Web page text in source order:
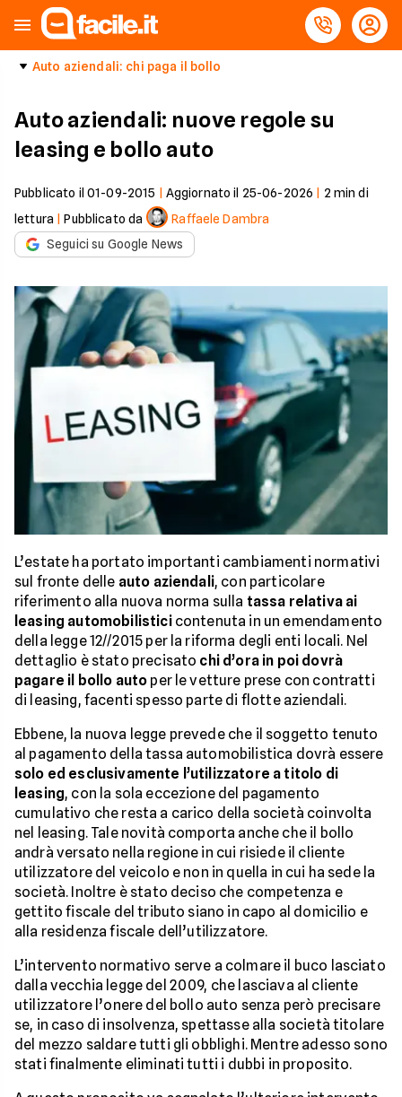
Auto aziendali: chi paga il bollo
Auto aziendali: nuove regole su
leasing e bollo auto
Pubblicato il 01-09-2015 Aggiornato il 25-06-2026 2 min di
lettura |Pubblicato da
Raffaele Dambra
Seguici su Google News
L’estate ha portato importanti cambiamenti normativi
sul fronte delle auto aziendali, con particolare
riferimento alla nuova norma sulla tassa relativa ai
leasing automobilisticicontenuta in un emendamento
della legge 12//2015 per la riforma degli enti locali. Nel
dettaglio è stato precisato chi d’ora in poi dovrà
pagare il bollo auto per le vetture prese con contratti
di leasing, facenti spesso parte di flotte aziendali.
Ebbene, la nuova legge prevede che il soggetto tenuto
al pagamento della tassa automobilistica dovrà essere
solo ed esclusivamente l’utilizzatore a titolo di
leasing, con la sola eccezione del pagamento
cumulativo che resta a carico della società coinvolta
nel leasing. Tale novità comporta anche che il bollo
andrà versato nella regione in cui risiede il cliente
utilizzatore del veicolo e non in quella in cui ha sede la
società. Inoltre è stato deciso che competenza e
gettito fiscale del tributo siano in capo al domicilio e
alla residenza fiscale dell’utilizzatore.
L’intervento normativo serve a colmare il buco lasciato
dalla vecchia legge del 2009, che lasciava al cliente
utilizzatore l’onere del bollo auto senza però precisare
se, in caso di insolvenza, spettasse alla società titolare
del mezzo saldare tutti gli obblighi. Mentre adesso sono
stati finalmente eliminati tutti i dubbi in proposito.